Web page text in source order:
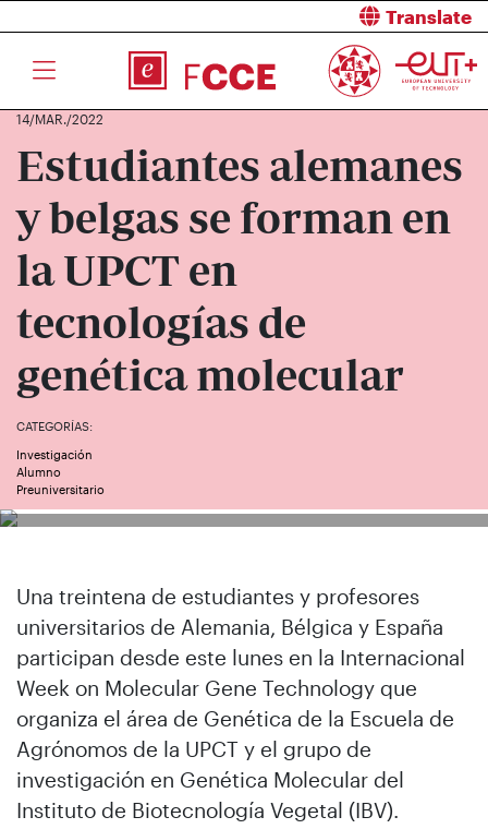
Translate
14/MAR./2022
Estudiantes alemanes
y belgas se forman en
la UPCT en
tecnologías de
genética molecular
CATEGORÍAS:
Investigación
Alumno
Preuniversitario
Una treintena de estudiantes y profesores
universitarios de Alemania, Bélgica y España
participan desde este lunes en la Internacional
Week on Molecular Gene Technology que
organiza el área de Genética de la Escuela de
Agrónomos de la UPCT y el grupo de
investigación en Genética Molecular del
Instituto de Biotecnología Vegetal (IBV).